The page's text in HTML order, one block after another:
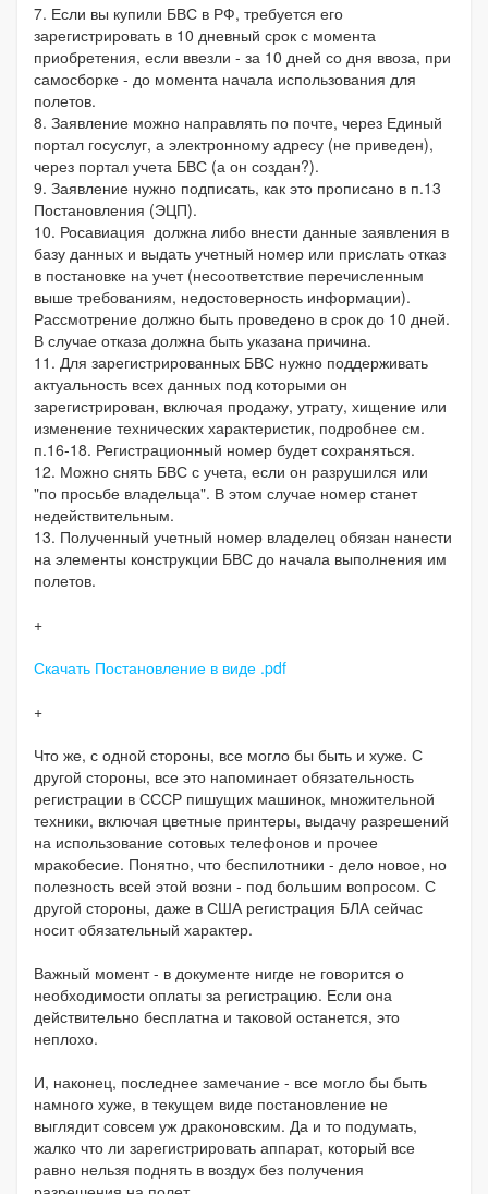
7. Если вы купили БВС в РФ, требуется его
зарегистрировать в 10 дневный срок с момента
приобретения, если ввезли - за 10 дней со дня ввоза, при
самосборке - до момента начала использования для
полетов.
8. Заявление можно направлять по почте, через Единый
портал госуслуг, а электронному адресу (не приведен),
через портал учета БВС (а он создан?).
9. Заявление нужно подписать, как это прописано в п.13
Постановления (ЭЦП).
10. Росавиация должна либо внести данные заявления в
базу данных и выдать учетный номер или прислать отказ
в постановке на учет (несоответствие перечисленным
выше требованиям, недостоверность информации).
Рассмотрение должно быть проведено в срок до 10 дней.
В случае отказа должна быть указана причина.
11. Для зарегистрированных БВС нужно поддерживать
актуальность всех данных под которыми он
зарегистрирован, включая продажу, утрату, хищение или
изменение технических характеристик, подробнее см.
п.16-18. Регистрационный номер будет сохраняться.
12. Можно снять БВС с учета, если он разрушился или
"по просьбе владельца". В этом случае номер станет
недействительным.
13. Полученный учетный номер владелец обязан нанести
на элементы конструкции БВС до начала выполнения им
полетов.
+
Скачать Постановление в виде .pdf
+
Что же, с одной стороны, все могло бы быть и хуже. С
другой стороны, все это напоминает обязательность
регистрации в СССР пишущих машинок, множительной
техники, включая цветные принтеры, выдачу разрешений
на использование сотовых телефонов и прочее
мракобесие. Понятно, что беспилотники - дело новое, но
полезность всей этой возни - под большим вопросом. С
другой стороны, даже в США регистрация БЛА сейчас
носит обязательный характер.
Важный момент - в документе нигде не говорится о
необходимости оплаты за регистрацию. Если она
действительно бесплатна и таковой останется, это
неплохо.
И, наконец, последнее замечание - все могло бы быть
намного хуже, в текущем виде постановление не
выглядит совсем уж драконовским. Да и то подумать,
жалко что ли зарегистрировать аппарат, который все
равно нельзя поднять в воздух без получения